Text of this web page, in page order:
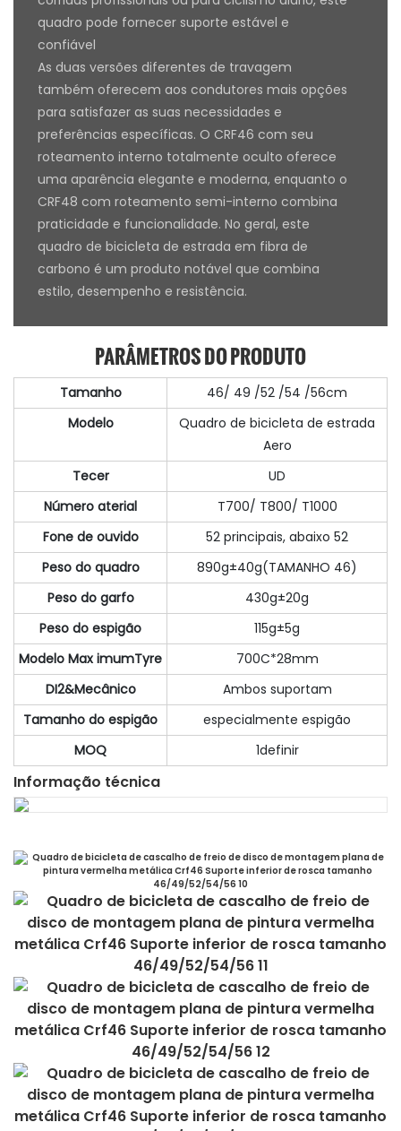
quadro pode fornecer suporte estável e
confiável
As duas versões diferentes de travagem
também oferecem aos condutores mais opções
para satisfazer as suas necessidades e
preferências específicas. O CRF46 com seu
roteamento interno totalmente oculto oferece
uma aparência elegante e moderna, enquanto o
CRF48 com roteamento semi-interno combina
praticidade e funcionalidade. No geral, este
quadro de bicicleta de estrada em fibra de
carbono é um produto notável que combina
estilo, desempenho e resistência.
PARÂMETROS DO PRODUTO
Tamanho
46/ 49 /52 /54 /56cm
Modelo
Quadro de bicicleta de estrada
Aero
Tecer
UD
Número aterial
T700/ T800/ T1000
Fone de ouvido
52 principais, abaixo 52
Peso do quadro
890g±40g(TAMANHO 46)
Peso do garfo
430g±20g
Peso do espigão
115g±5g
Modelo Max imumTyre
700C*28mm
DI2&Mecânico
Ambos suportam
Tamanho do espigão
especialmente espigão
MOQ
1definir
Informação técnica